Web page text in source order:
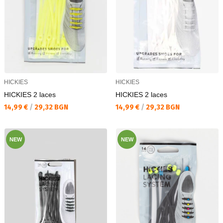
HICKIES
HICKIES 2 laces
Текуща цена:
14,99 € / 29,32 BGN
HICKIES
HICKIES 2 laces
Текуща цена:
14,99 € / 29,32 BGN
NEW NEW